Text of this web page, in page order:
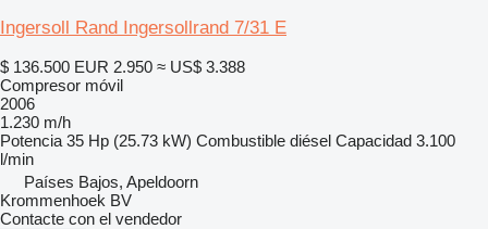
Ingersoll Rand Ingersollrand 7/31 E
$ 136.500 EUR 2.950 ≈ US$ 3.388
Compresor móvil
2006
1.230 m/h
Potencia 35 Hp (25.73 kW) Combustible diésel Capacidad 3.100
l/min
Países Bajos, Apeldoorn
Krommenhoek BV
Contacte con el vendedor